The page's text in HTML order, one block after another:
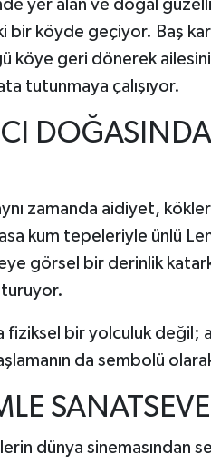
yer alan ve doğal
bir köyde geçiyor. Baş
geri dönerek ailesinin
tutunmaya çalışıyor.
zamanda aidiyet,
kum tepeleriyle ünlü
görsel bir derinlik
fiziksel bir yolculuk değil;
da sembolü
dünya sinemasından